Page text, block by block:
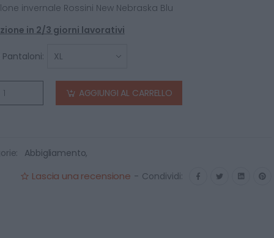
invernale Rossini New Nebraska Blu
in 2/3 giorni lavorativi
AGGIUNGI AL CARRELLO
Abbigliamento,
Lascia una recensione - Condividi: